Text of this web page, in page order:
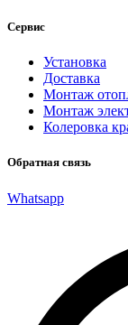
Сервис
Установка
Доставка
Монтаж
Монтаж
Колеровка
Обратная связь
Whatsapp